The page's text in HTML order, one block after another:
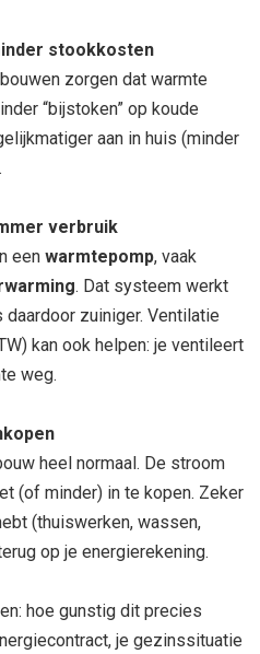
stookkosten
zorgen dat warmte
“bijstoken” op koude
aan in huis (minder
verbruik
een warmtepomp, vaak
. Dat systeem werkt
zuiniger. Ventilatie
kan ook helpen: je ventileert
weg.
heel normaal. De stroom
(of minder) in te kopen. Zeker
(thuiswerken, wassen,
op je energierekening.
hoe gunstig dit precies
je gezinssituatie